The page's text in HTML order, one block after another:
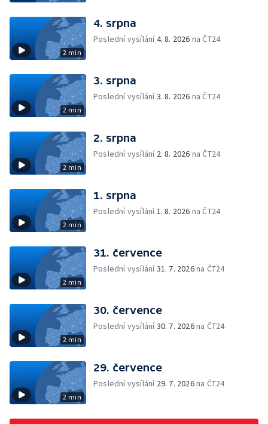
2 min
4. srpna
Poslední vysílání4. 8. 2026 na ČT24
2 min
3. srpna
Poslední vysílání3. 8. 2026 na ČT24
2 min
2. srpna
Poslední vysílání 2. 8. 2026 na ČT24
2 min
1. srpna
Poslední vysílání1. 8. 2026 na ČT24
2 min
31. července
Poslední vysílání31. 7. 2026na ČT24
2 min
30. července
Poslední vysílání30. 7. 2026na ČT24
2 min
29. července
Poslední vysílání 29. 7. 2026na ČT24